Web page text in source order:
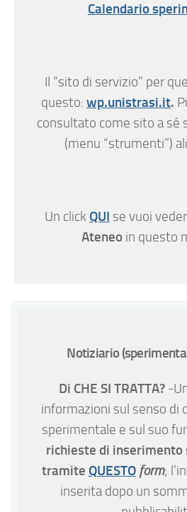
Calendario
Il “sito di servizio” per
questo: wp.unistrasi.it.
consultato come sito a sé
(menu “strumenti”)
Un click QUI se vuoi
Ateneoin questo
Notiziario
Di CHE SI TRATTA? -
informazioni sul senso di
sperimentale e sul suo
richieste di
tramite QUESTO form;
inserita dopo un